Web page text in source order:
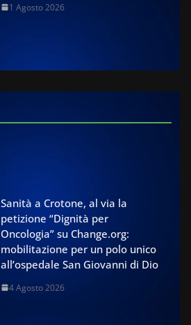
1 Agosto 2026
Sanità a Crotone, al via la
petizione “Dignità per
Oncologia” su Change.org:
mobilitazione per un polo unico
all’ospedale San Giovanni di Dio
4 Agosto 2026